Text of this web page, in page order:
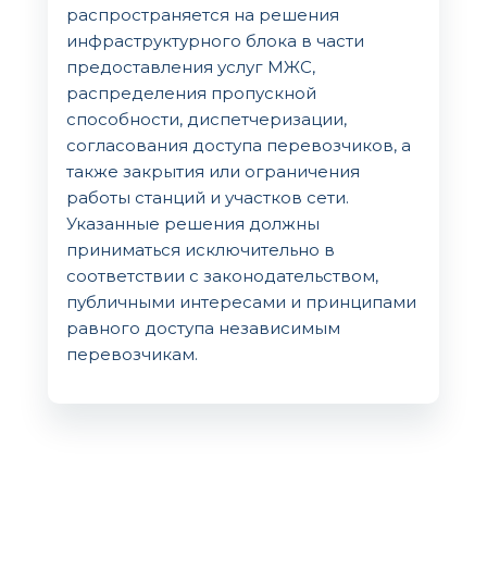
распространяется на решения
инфраструктурного блока в части
предоставления услуг МЖС,
распределения пропускной
способности, диспетчеризации,
согласования доступа перевозчиков, а
также закрытия или ограничения
работы станций и участков сети.
Указанные решения должны
приниматься исключительно в
соответствии с законодательством,
публичными интересами и принципами
равного доступа независимым
перевозчикам.